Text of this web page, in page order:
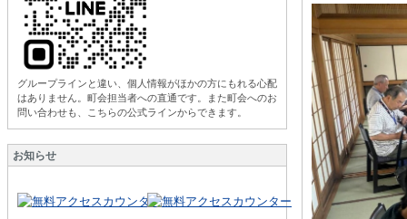
グループラインと違い、個人情報がほかの方にもれる心配
はありません。町会担当者への直通です。また町会へのお
問い合わせも、こちらの公式ラインからできます。
お知らせ